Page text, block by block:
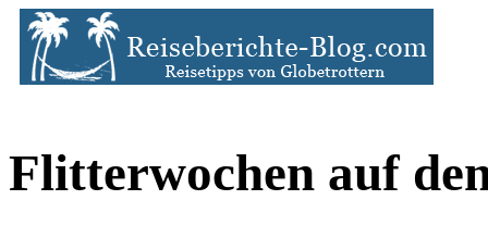
Flitterwochen auf